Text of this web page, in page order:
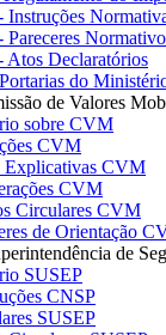
Instruções
Pareceres
Atos Declaratórios
do
de Valores
sobre CVM
CVM
Explicativas CVM
CVM
Circulares CVM
de Orientação
de
SUSEP
CNSP
SUSEP